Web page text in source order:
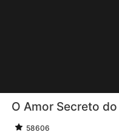
O Amor Secreto
58606